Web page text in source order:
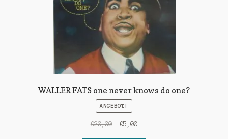
WALLER FATS one never knows do one?
ANGEBOT!
€20,00
Ursprünglicher
€5,00Aktueller